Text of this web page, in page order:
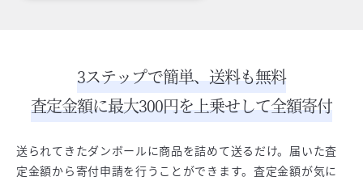
3ステップで簡単、送料も無料
査定金額に最大300円を上乗せして全額寄付
送られてきたダンボールに商品を詰めて送るだけ。届いた査
定金額から寄付申請を行うことができます。査定金額が気に